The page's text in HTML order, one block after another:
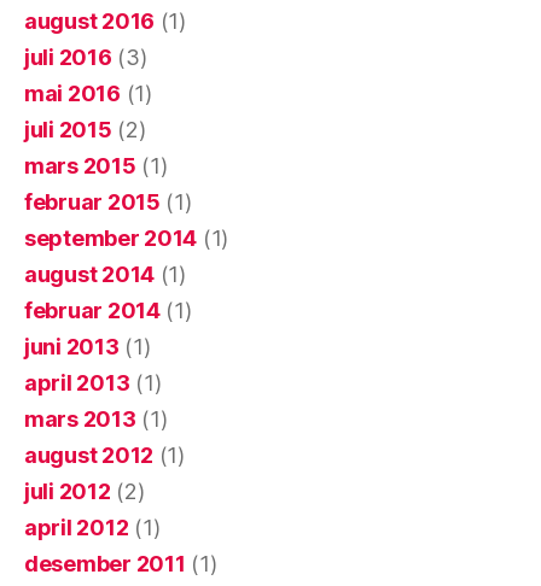
august 2016 (1)
juli 2016 (3)
mai 2016 (1)
juli 2015 (2)
mars 2015 (1)
februar 2015 (1)
september 2014 (1)
august 2014 (1)
februar 2014(1)
juni 2013 (1)
april 2013 (1)
mars 2013 (1)
august 2012 (1)
juli 2012 (2)
april 2012 (1)
desember 2011 (1)